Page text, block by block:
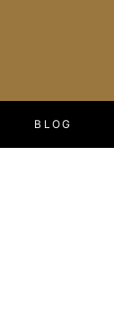
BLOG